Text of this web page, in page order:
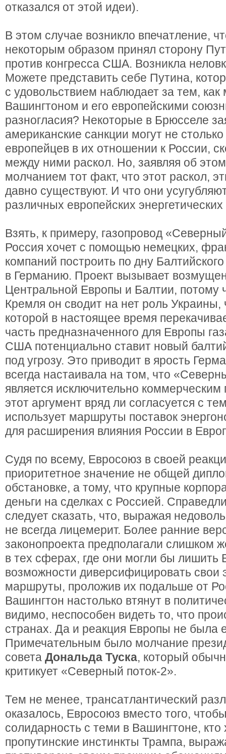
отказался от этой идеи).
В этом случае возникло впечатление,
некоторым образом принял сторону
против конгресса США. Возникла
Можете представить себе Путина,
с удовольствием наблюдает за тем, как
Вашингтоном и его европейскими
разногласия? Некоторые в Брюсселе
американские санкции могут не
европейцев в их отношении к России,
между ними раскол. Но, заявляя об
молчанием тот факт, что этот раскол,
давно существуют. И что они
различных европейских
Взять, к примеру, газопровод
Россия хочет с помощью немецких,
компаний построить по дну
в Германию. Проект вызывает
Центральной Европы и Балтии, потому
Кремля он сводит на нет роль Украины,
которой в настоящее время
часть предназначенного для Европы
США потенциально ставит новый
под угрозу. Это приводит в ярость
всегда настаивала на том, что
является исключительно коммерческим
этот аргумент вряд ли согласуется с
использует маршруты поставок
для расширения влияния России в
Судя по всему, Евросоюз в своей
приоритетное значение не общей
обстановке, а тому, что крупные
деньги на сделках с Россией.
следует сказать, что, выражая
не всегда лицемерит. Более ранние
законопроекта предполагали слишком
в тех сферах, где они могли бы лишить
возможности диверсифицировать свои
маршруты, проложив их подальше от
Вашингтон настолько втянут в
видимо, неспособен видеть то, что
странах. Да и реакция Европы не была
Примечательным было молчание
совета Дональда Туска, который
критикует «Северный поток-2».
Тем не менее, трансатлантический
оказалось, Евросоюз вместо того,
солидарность с теми в Вашингтоне, кто
пропутинские инстинкты Трампа,